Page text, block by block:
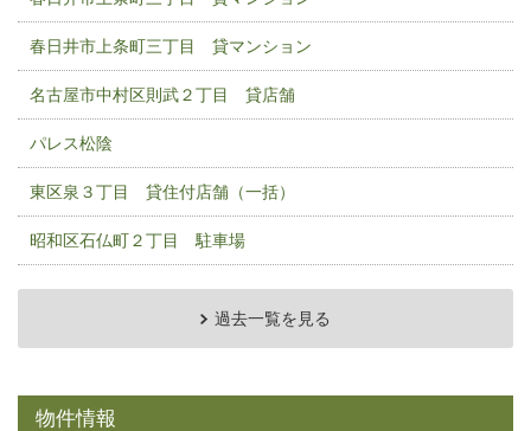
春日井市上条町三丁目 貸マンション
名古屋市中村区則武２丁目 貸店舗
パレス松陰
東区泉３丁目 貸住付店舗（一括）
昭和区石仏町２丁目 駐車場
過去一覧を見る
物件情報